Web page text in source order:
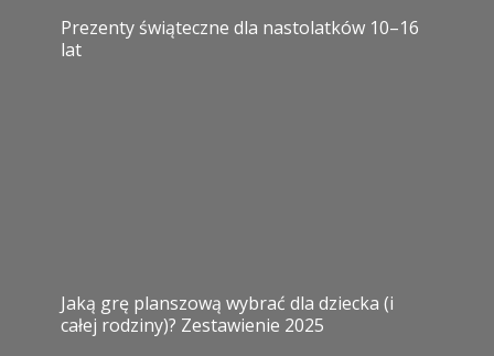
Prezenty świąteczne dla nastolatków 10–16
lat
Jaką grę planszową wybrać dla dziecka (i
całej rodziny)? Zestawienie 2025